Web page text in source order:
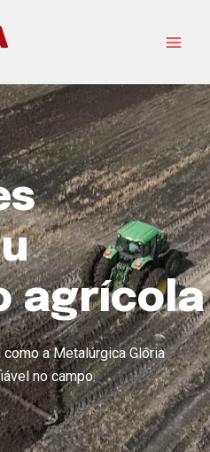
agrícola
a Metalúrgica Glória
no campo.